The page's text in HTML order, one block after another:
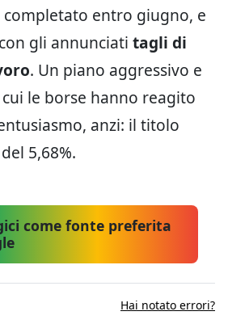
entro giugno, e
gli annunciati tagli di
. Un piano aggressivo e
le borse hanno reagito
anzi: il titolo
5,68%.
come fonte preferita
Hai notato errori?